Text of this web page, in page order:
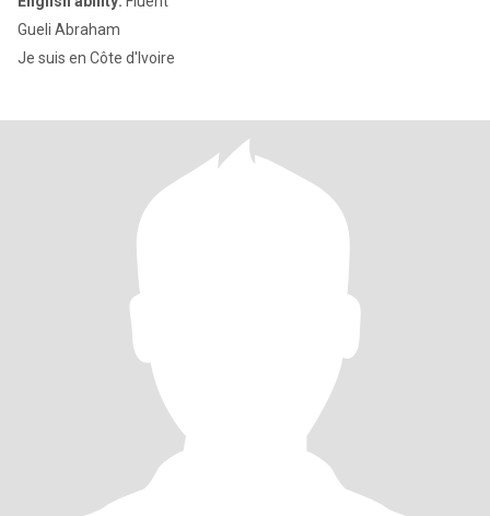
Gueli Abraham
Je suis en Côte d'Ivoire